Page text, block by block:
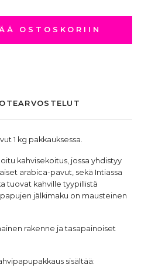
OSTOSKORIIN
1 kg pakkauksessa.
kahvisekoitus, jossa yhdistyy
arabica-pavut, sekä Intiassa
tuovat kahville tyypillistä
jälkimaku on mausteinen
rakenne ja tasapainoiset
sisältää: